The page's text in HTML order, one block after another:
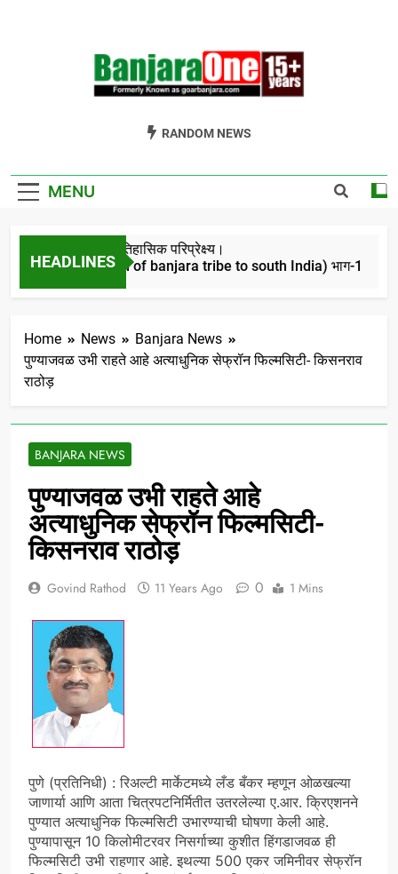
Welcome To
GoarBanjara.com
RANDOM NEWS
MENU
HEADLINES
बंजारो का ऐतिहासिक परिप्रेक्ष्य।
(Migration of banjara tribe to south India) भाग-1
4 Years Ago
Home News
Banjara News
पुण्याजवळ उभी राहते आहे अत्याधुनिक सेफ्रॉन फिल्मसिटी- किसनराव
राठोड़
BANJARA NEWS
पुण्याजवळ उभी राहते आहे
अत्याधुनिक सेफ्रॉन फिल्मसिटी-
किसनराव राठोड़
Govind Rathod 11 Years Ago 0 1 Mins
पुणे (प्रतिनिधी) : रिअल्टी मार्केटमध्ये लँड बँकर म्हणून ओळखल्या
जाणार्या आणि आता चित्रपटनिर्मितीत उतरलेल्या ए.आर. क्रिएशनने
पुण्यात अत्याधुनिक फिल्मसिटी उभारण्याची घोषणा केली आहे.
पुण्यापासून 10 किलोमीटरवर निसर्गाच्या कुशीत हिंगडाजवळ ही
फिल्मसिटी उभी राहणार आहे. इथल्या 500 एकर जमिनीवर सेफ्रॉन